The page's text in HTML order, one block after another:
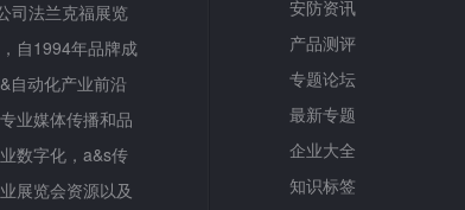
司法兰克福展览
自1994年品牌成
自动化产业前沿
业媒体传播和品
数字化，a&s传
展览会资源以及
安防资讯
产品测评
专题论坛
最新专题
企业大全
知识标签